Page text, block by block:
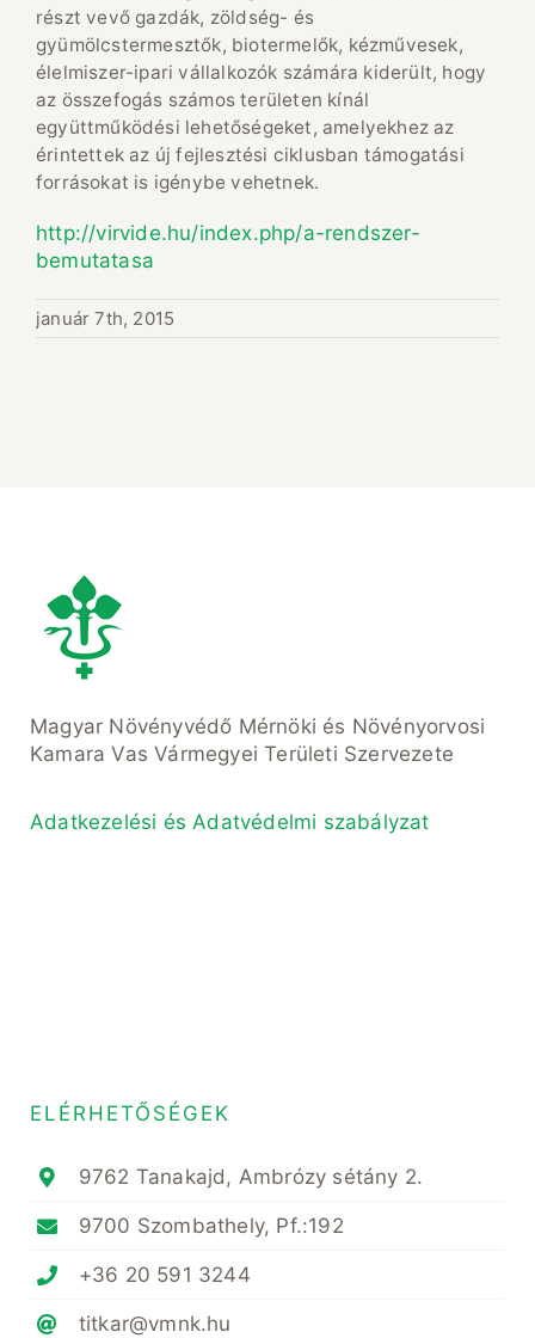
részt vevő gazdák, zöldség- és
gyümölcstermesztők, biotermelők, kézművesek,
élelmiszer-ipari vállalkozók számára kiderült, hogy
az összefogás számos területen kínál
együttműködési lehetőségeket, amelyekhez az
érintettek az új fejlesztési ciklusban támogatási
forrásokat is igénybe vehetnek.
http://virvide.hu/index.php/a-rendszer-
bemutatasa
január 7th, 2015
Magyar Növényvédő Mérnöki és Növényorvosi
Kamara Vas Vármegyei Területi Szervezete
Adatkezelési és Adatvédelmi szabályzat
ELÉRHETŐSÉGEK
9762 Tanakajd, Ambrózy sétány 2.
9700 Szombathely, Pf.:192
+36 20 591 3244
titkar@vmnk.hu